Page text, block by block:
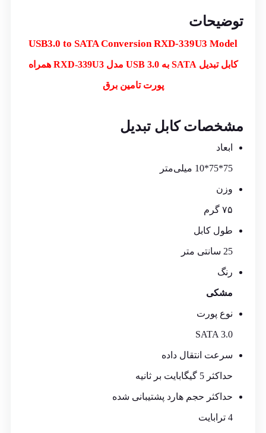
توضیحات
USB3.0 to SATA Conversion RXD-339U3 Model
کابل تبدیل SATA به USB 3.0 مدل RXD-339U3 همراه
پورت تامین برق
مشخصات کابل تبدیل
ابعاد
75*75*10 میلی‌متر
وزن
۷۵ گرم
طول کابل
25 سانتی متر
رنگ
مشکی
نوع پورت
SATA 3.0
سرعت انتقال داده
حداکثر 5 گیگابایت بر ثانیه
حداکثر حجم هارد پشتیبانی شده
4 ترابایت